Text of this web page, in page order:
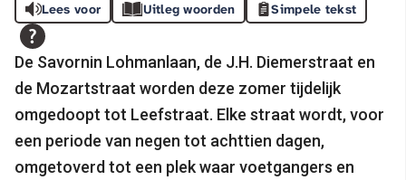
Lees voor Uitleg woorden Simpele tekst
De Savornin Lohmanlaan, de J.H. Diemerstraat en
de Mozartstraat worden deze zomer tijdelijk
omgedoopt tot Leefstraat. Elke straat wordt, voor
een periode van negen tot achttien dagen,
omgetoverd tot een plek waar voetgangers en